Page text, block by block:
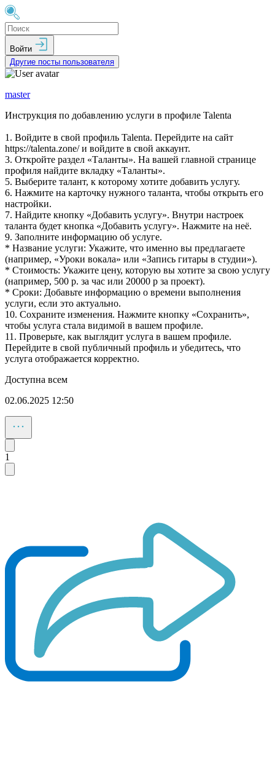
Войти
Другие посты пользователя
master
Инструкция по добавлению услуги в профиле Talenta
1. Войдите в свой профиль Talenta. Перейдите на сайт
https://talenta.zone/ и войдите в свой аккаунт.
3. Откройте раздел «Таланты». На вашей главной странице
профиля найдите вкладку «Таланты».
5. Выберите талант, к которому хотите добавить услугу.
6. Нажмите на карточку нужного таланта, чтобы открыть его
настройки.
7. Найдите кнопку «Добавить услугу». Внутри настроек
таланта будет кнопка «Добавить услугу». Нажмите на неё.
9. Заполните информацию об услуге.
* Название услуги: Укажите, что именно вы предлагаете
(например, «Уроки вокала» или «Запись гитары в студии»).
* Стоимость: Укажите цену, которую вы хотите за свою услугу
(например, 500 р. за час или 20000 р за проект).
* Сроки: Добавьте информацию о времени выполнения
услуги, если это актуально.
10. Сохраните изменения. Нажмите кнопку «Сохранить»,
чтобы услуга стала видимой в вашем профиле.
11. Проверьте, как выглядит услуга в вашем профиле.
Перейдите в свой публичный профиль и убедитесь, что
услуга отображается корректно.
Доступна всем
02.06.2025 12:50
1